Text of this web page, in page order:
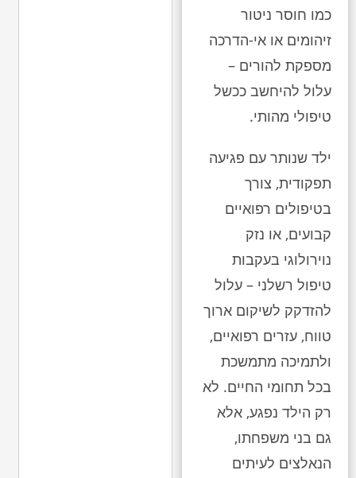
כמו חוסר ניטור
זיהומים או אי-הדרכה
מספקת להורים –
עלול להיחשב ככשל
טיפולי מהותי.
ילד שנותר עם פגיעה
תפקודית, צורך
בטיפולים רפואיים
קבועים, או נזק
נוירולוגי בעקבות
טיפול רשלני – עלול
להזדקק לשיקום ארוך
טווח, עזרים רפואיים,
ולתמיכה מתמשכת
בכל תחומי החיים. לא
רק הילד נפגע, אלא
גם בני משפחתו,
הנאלצים לעיתים